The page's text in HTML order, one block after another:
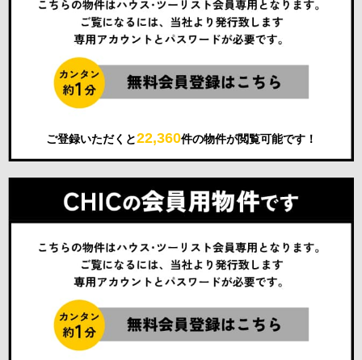
ご登録いただくと22,360件の物件が閲覧可能です！